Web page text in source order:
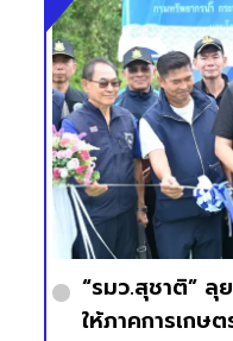
“รมว.สุชาติ” ลุ
ให้ภาคการเกษ